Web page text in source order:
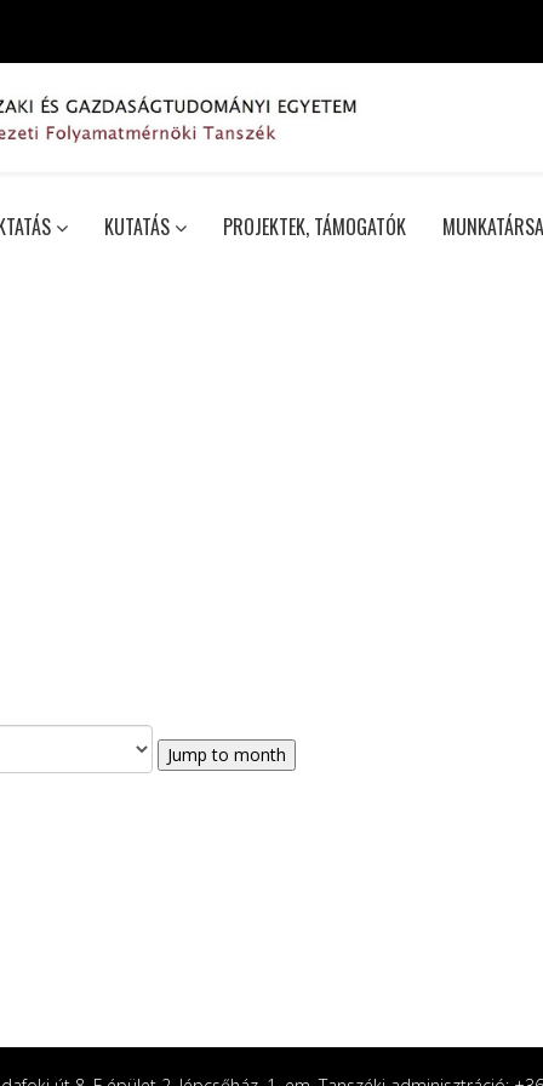
KUTATÁS PROJEKTEK, TÁMOGATÓK
Jump to month